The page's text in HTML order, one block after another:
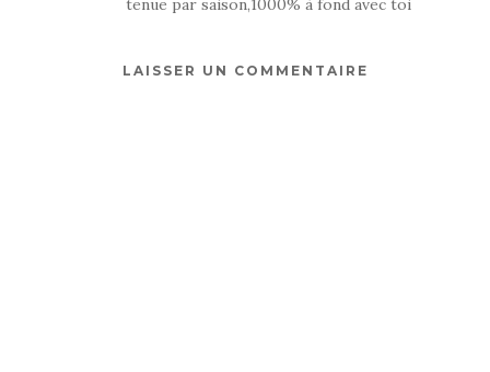
tenue par saison,1000% à fond avec toi
LAISSER UN COMMENTAIRE